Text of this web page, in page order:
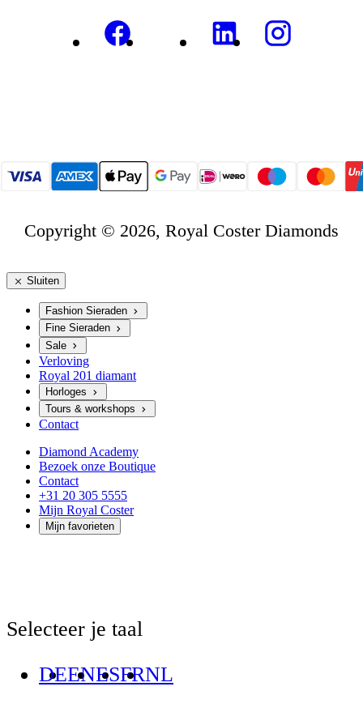
Copyright © 2026, Royal Coster Diamonds
Sluiten
Fashion Sieraden
Fine Sieraden
Sale
Verloving
Royal 201 diamant
Horloges
Tours & workshops
Contact
Diamond Academy
Bezoek onze Boutique
Contact
+31 20 305 5555
Mijn Royal Coster
Mijn favorieten
Selecteer je taal
DEENESFRNL